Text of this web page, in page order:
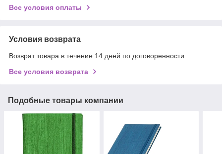
Все условия оплаты
Условия возврата
Возврат товара в течение 14 дней по договоренности
Все условия возврата
Подобные товары компании